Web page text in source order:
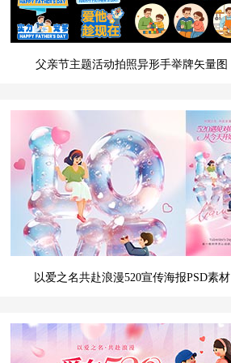
父亲节主题活动拍照异形手举牌矢量图
以爱之名共赴浪漫520宣传海报PSD素材